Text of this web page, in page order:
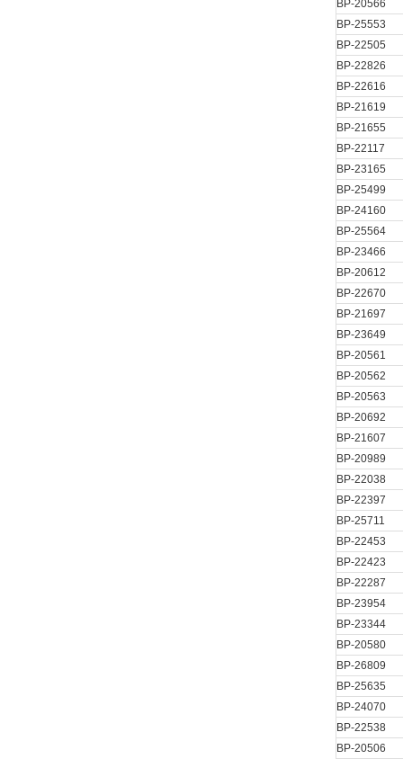
BP-20566
BP-25553
BP-22505
BP-22826
BP-22616
BP-21619
BP-21655
BP-22117
BP-23165
BP-25499
BP-24160
BP-25564
BP-23466
BP-20612
BP-22670
BP-21697
BP-23649
BP-20561
BP-20562
BP-20563
BP-20692
BP-21607
BP-20989
BP-22038
BP-22397
BP-25711
BP-22453
BP-22423
BP-22287
BP-23954
BP-23344
BP-20580
BP-26809
BP-25635
BP-24070
BP-22538
BP-20506